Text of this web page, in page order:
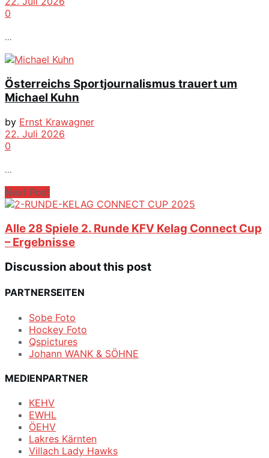
0
...
Österreichs Sportjournalismus trauert um
Michael Kuhn
by Ernst Krawagner
22. Juli 2026
0
...
Next Post
Alle 28 Spiele 2. Runde KFV Kelag Connect Cup
– Ergebnisse
Discussion about this post
PARTNERSEITEN
Sobe Foto
Hockey Foto
Qspictures
Johann WANK & SÖHNE
MEDIENPARTNER
KEHV
EWHL
ÖEHV
Lakres Kärnten
Villach Lady Hawks